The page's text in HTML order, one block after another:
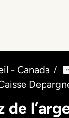
- Canada /
de